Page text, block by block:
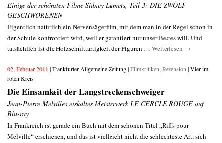
Einige der schönsten Filme Sidney Lumets, Teil 3: DIE ZWÖLF
GESCHWORENEN
Eigentlich natürlich ein Nervensägerfilm, mit dem man in der Regel schon in
der Schule konfrontiert wird, weil er garantiert nur unser Bestes will. Und
tatsächlich ist die Holzschnittartigkeit der Figuren … Weiterlesen →
02. Februar 2011 | Frankfurter Allgemeine Zeitung |Filmkritiken, Rezension | Vier im
roten Kreis
Die Einsamkeit der Langstreckenschweiger
Jean-Pierre Melvilles eiskaltes Meisterwerk LE CERCLE ROUGE auf
Blu-ray
In Frankreich ist gerade ein Buch mit dem schönen Titel „Riffs pour
Melville“ erschienen, und das ist vielleicht nicht die schlechteste Art, sich